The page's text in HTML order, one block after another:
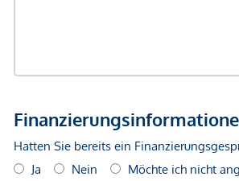
Einkaufszentrum <1.000m
Sonstige